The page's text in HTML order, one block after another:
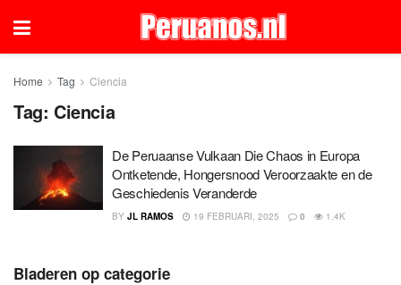
Home Tag Ciencia
Tag: Ciencia
De Peruaanse Vulkaan Die Chaos in Europa
Ontketende, Hongersnood Veroorzaakte en de
Geschiedenis Veranderde
BY JL RAMOS 19 FEBRUARI, 2025 0 1.4K
Bladeren op categorie